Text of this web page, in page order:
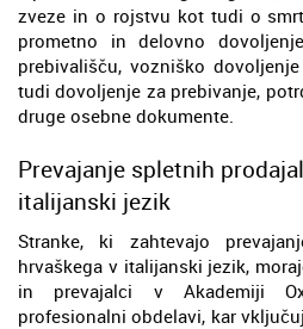
zveze in o rojstvu kot tudi o
prometno in delovno
prebivališču, vozniško
tudi dovoljenje za prebivanje,
druge osebne dokumente.
Prevajanje spletnih
italijanski jezik
Stranke, ki zahtevajo
hrvaškega v italijanski jezik,
in prevajalci v Akademiji
profesionalni obdelavi, kar